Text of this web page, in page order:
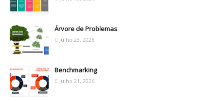
Árvore de Problemas
Julho 23, 2026
Benchmarking
Julho 21, 2026